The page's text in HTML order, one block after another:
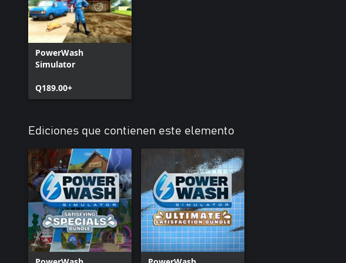
PowerWash
Simulator
Q189.00+
Ediciones que contienen este elemento